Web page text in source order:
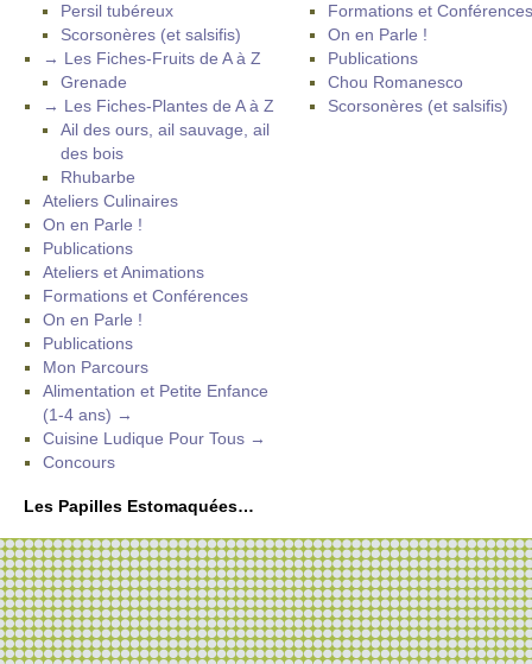
Persil tubéreux
Scorsonères (et salsifis)
→ Les Fiches-Fruits de A à Z
Grenade
→ Les Fiches-Plantes de A à Z
Ail des ours, ail sauvage, ail
des bois
Rhubarbe
Ateliers Culinaires
On en Parle !
Publications
Ateliers et Animations
Formations et Conférences
On en Parle !
Publications
Mon Parcours
Alimentation et Petite Enfance
(1-4 ans) →
Cuisine Ludique Pour Tous →
Concours
Formations et Conférences
On en Parle !
Publications
Chou Romanesco
Scorsonères (et salsifis)
Les Papilles Estomaquées…